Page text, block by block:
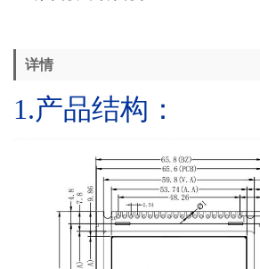
详情
1.产品结构 ：